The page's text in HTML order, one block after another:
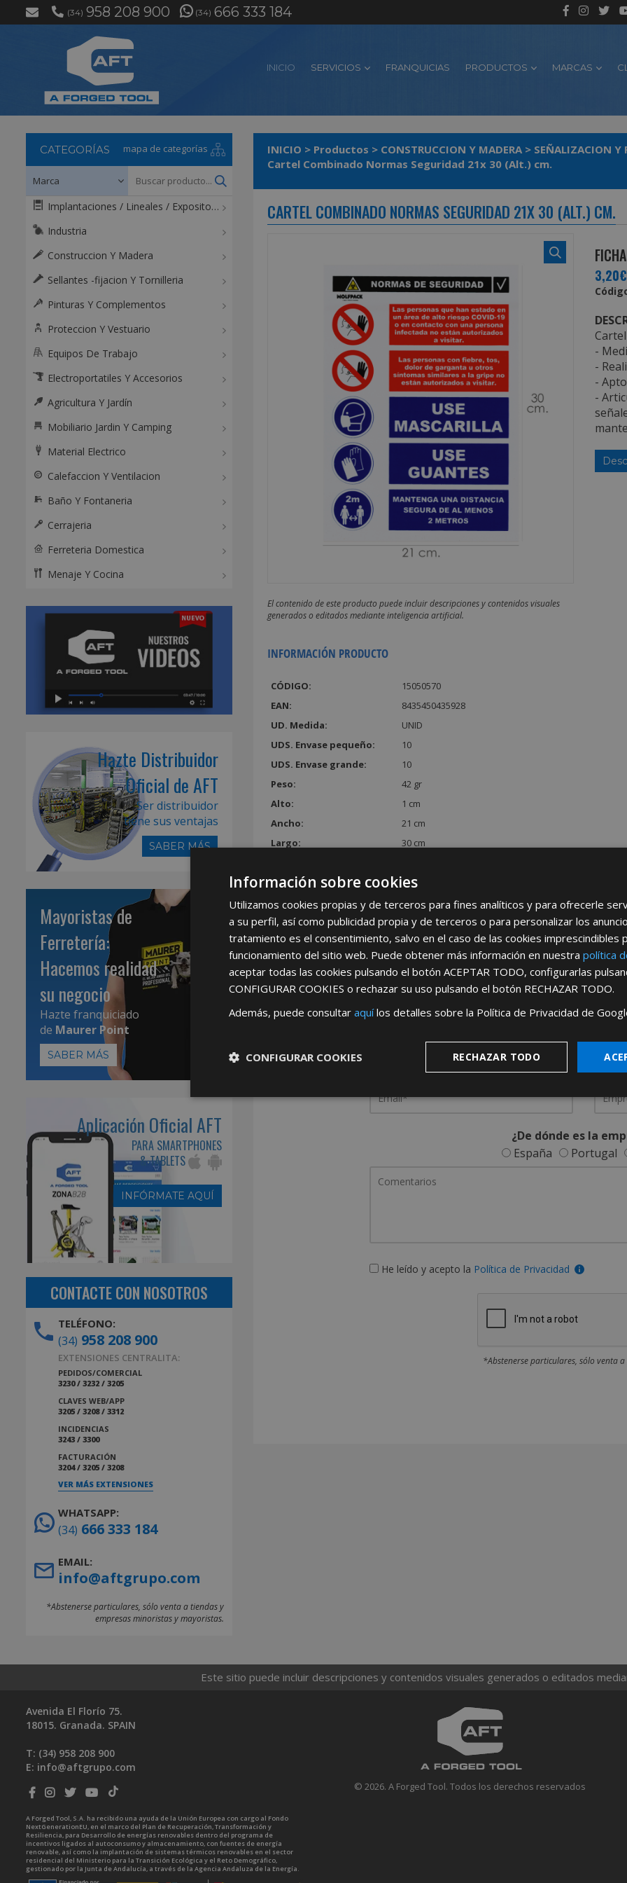
(34) 958 208 900 (34) 666 333 184
INICIO SERVICIOS FRANQUICIAS PRODUCTOS MARCAS
INICIO > Productos > CONSTRUCCION Y MADERA > SEÑALIZACION Y
Cartel Combinado Normas Seguridad 21x 30 (Alt.) cm.
CARTEL COMBINADO NORMAS SEGURIDAD 21X 30 (ALT.) CM.
El contenido de este producto puede incluir descripciones y contenidos visuales
generados o editados mediante inteligencia artificial.
INFORMACIÓN PRODUCTO
CÓDIGO:
15050570
EAN:
8435450435928
UD. Medida:
UNID
UDS. Envase pequeño:
10
UDS. Envase grande:
10
Peso:
42 gr
Alto:
1 cm
Ancho:
21 cm
Largo:
30 cm
3,20€
-
-
-
-
REGÍSTRATE PARA HACERTE
Desdeaquípodrá ver todas las
Rellene este formulario y nos pondremos en contacto
¿De dónde es la
España
Portugal
He leído y acepto la Política de Privacidad
*Abstenerse particulares, sólo venta
CATEGORÍAS mapa de categorías
Implantaciones / Lineales / Expositores / Mostradores
Industria
Construccion Y Madera
Sellantes -fijacion Y Tornilleria
Pinturas Y Complementos
Proteccion Y Vestuario
Equipos De Trabajo
Electroportatiles Y Accesorios
Agricultura Y Jardín
Mobiliario Jardin Y Camping
Material Electrico
Calefaccion Y Ventilacion
Baño Y Fontaneria
Cerrajeria
Ferreteria Domestica
Menaje Y Cocina
Hazte Distribuidor
Oficial de AFT
Ser distribuidor
tiene sus ventajas
SABER MÁS
Mayoristas de
Ferretería:
Hacemos realidad
su negocio
Hazte franquiciado
de Maurer Point
SABER MÁS
Aplicación Oficial AFT
PARA SMARTPHONES
& TABLETS
INFÓRMATE AQUÍ
CONTACTE CON NOSOTROS
TELÉFONO:
(34) 958 208 900
EXTENSIONES CENTRALITA:
PEDIDOS/COMERCIAL
3230 / 3232 / 3205
CLAVES WEB/APP
3205 / 3208 / 3312
INCIDENCIAS
3243 / 3300
FACTURACIÓN
3204 / 3205 / 3208
VER MÁS EXTENSIONES
WHATSAPP:
(34) 666 333 184
EMAIL:
info@aftgrupo.com
*Abstenerse particulares, sólo venta a tiendas y
empresas minoristas y mayoristas.
Este sitio puede incluir descripciones y contenidos visuales generados o editados
© 2026. A Forged Tool. Todos los derechos reservados
Avenida El Florío 75.
18015. Granada. SPAIN
T: (34) 958 208 900
E: info@aftgrupo.com
A Forged Tool, S.A. ha recibido una ayuda de la Unión Europea con cargo al Fondo
NextGenerationEU, en el marco del Plan de Recuperación, Transformación y
Resiliencia, para Desarrollo de energías renovables dentro del programa de
incentivos ligados al autoconsumo y almacenamiento, con fuentes de energía
renovable, así como la implantación de sistemas térmicos renovables en el sector
residencial del Ministerio para la Transición Ecológica y el Reto Demográfico,
gestionado por la Junta de Andalucía, a través de la Agencia Andaluza de la Energía.
Información sobre cookies
Utilizamos cookies propias y de terceros para fines analíticos y para ofrecerle
a su perfil, así como publicidad propia y de terceros o para personalizar los
tratamiento es el consentimiento, salvo en el caso de las cookies imprescindibles
funcionamiento del sitio web. Puede obtener más información en nuestra política
aceptar todas las cookies pulsando el botón ACEPTAR TODO, configurarlas
CONFIGURAR COOKIES o rechazar su uso pulsando el botón RECHAZAR TODO.
Además, puede consultar aquílos detalles sobre la Política de Privacidad de
RECHAZAR TODO
CONFIGURAR COOKIES